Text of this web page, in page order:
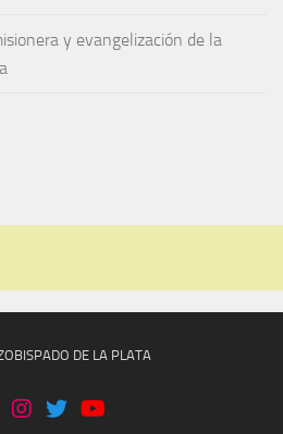
y evangelización de la
DE LA PLATA